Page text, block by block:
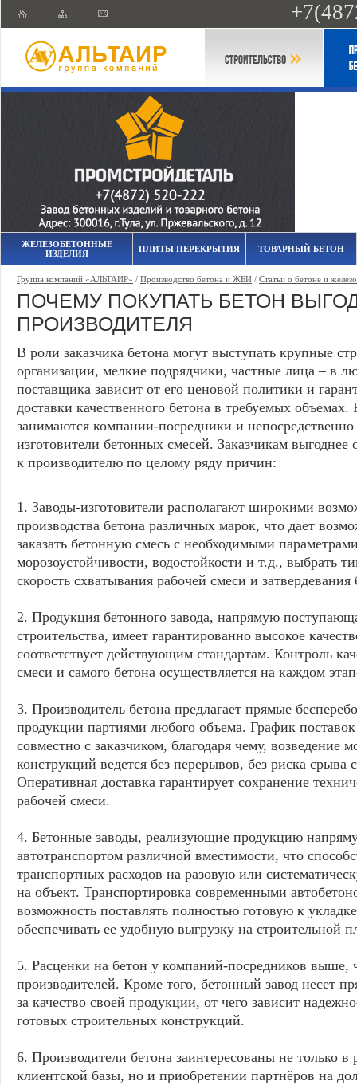
ЖЕЛЕЗОБЕТОННЫЕ
ИЗДЕЛИЯ
ПЛИТЫ ПЕРЕКРЫТИЯ ТОВАРНЫЙ БЕТОН
Группа компаний «АЛЬТАИР» / Производство бетона и ЖБИ / Статьи о бетоне и
ПОЧЕМУ ПОКУПАТЬ БЕТОН
ПРОИЗВОДИТЕЛЯ
В роли заказчика бетона могут выступать крупные
организации, мелкие подрядчики, частные лица – в
поставщика зависит от его ценовой политики и
доставки качественного бетона в требуемых объемах.
занимаются компании-посредники и
изготовители бетонных смесей. Заказчикам
к производителю по целому ряду причин:
1. Заводы-изготовители располагают широкими
производства бетона различных марок, что дает
заказать бетонную смесь с необходимыми
морозоустойчивости, водостойкости и т.д., выбрать
скорость схватывания рабочей смеси и затвердевания
2. Продукция бетонного завода, напрямую
строительства, имеет гарантированно высокое
соответствует действующим стандартам. Контроль
смеси и самого бетона осуществляется на каждом
3. Производитель бетона предлагает прямые
продукции партиями любого объема. График поставок
совместно с заказчиком, благодаря чему, возведение
конструкций ведется без перерывов, без риска срыва
Оперативная доставка гарантирует сохранение
рабочей смеси.
4. Бетонные заводы, реализующие продукцию
автотранспортом различной вместимости, что
транспортных расходов на разовую или
на объект. Транспортировка современными
возможность поставлять полностью готовую к
обеспечивать ее удобную выгрузку на строительной
5. Расценки на бетон у компаний-посредников выше,
производителей. Кроме того, бетонный завод несет
за качество своей продукции, от чего зависит
готовых строительных конструкций.
6. Производители бетона заинтересованы не только
клиентской базы, но и приобретении партнёров на